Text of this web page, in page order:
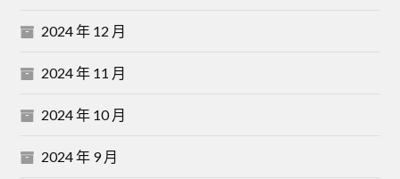
2024 年 12 月
2024 年 11 月
2024 年 10 月
2024 年 9 月